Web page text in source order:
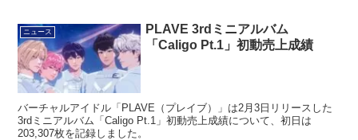
ニュース
PLAVE 3rdミニアルバム
「Caligo Pt.1」初動売上成績
バーチャルアイドル「PLAVE（プレイブ）」は2月3日リリースした
3rdミニアルバム「Caligo Pt.1」初動売上成績について、初日は
203,307枚を記録しました。